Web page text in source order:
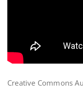
Creative Commons